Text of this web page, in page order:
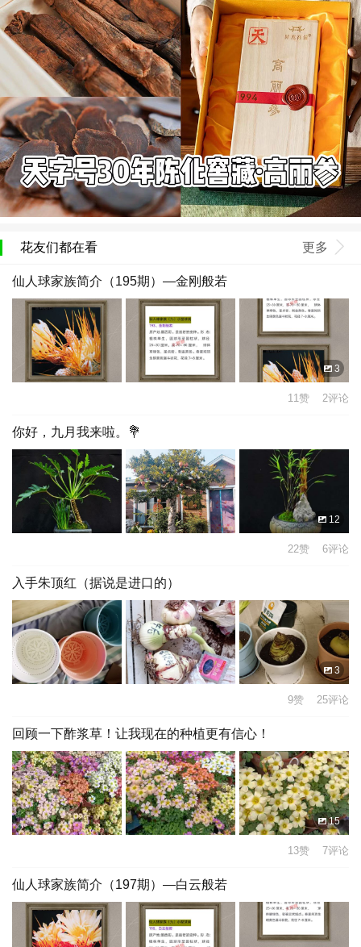
花友们都在看 更多
仙人球家族简介（195期）—金刚般若
3
11赞 2评论
你好，九月我来啦。💐
12
22赞 6评论
入手朱顶红（据说是进口的）
3
9赞 25评论
回顾一下酢浆草！让我现在的种植更有信心！
15
13赞 7评论
仙人球家族简介（197期）—白云般若